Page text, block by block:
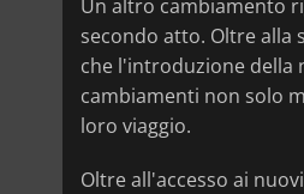
Un altro cambiamento
secondo atto. Oltre alla
che l'introduzione della
cambiamenti non solo
loro viaggio.
Oltre all'accesso ai